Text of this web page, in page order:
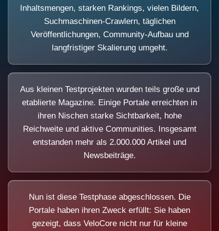
Inhaltsmengen, starken Rankings, vielen Bildern,
Suchmaschinen-Crawlern, täglichen
Veröffentlichungen, Community-Aufbau und
langfristiger Skalierung umgeht.
Aus kleinen Testprojekten wurden teils große und
etablierte Magazine. Einige Portale erreichten in
ihren Nischen starke Sichtbarkeit, hohe
Reichweite und aktive Communities. Insgesamt
entstanden mehr als 2.000.000 Artikel und
Newsbeiträge.
Nun ist diese Testphase abgeschlossen. Die
Portale haben ihren Zweck erfüllt: Sie haben
gezeigt, dass VeloCore nicht nur für kleine